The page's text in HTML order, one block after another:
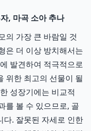
, 마곡 소아 추나
의 가장 큰 바람일 것
은 더 이상 방치해서는
발견하여 적극적으로
위한 최고의 선물이 될
성장기에는 비교적
를 볼 수 있으므로, 골
다. 잘못된 자세로 인한